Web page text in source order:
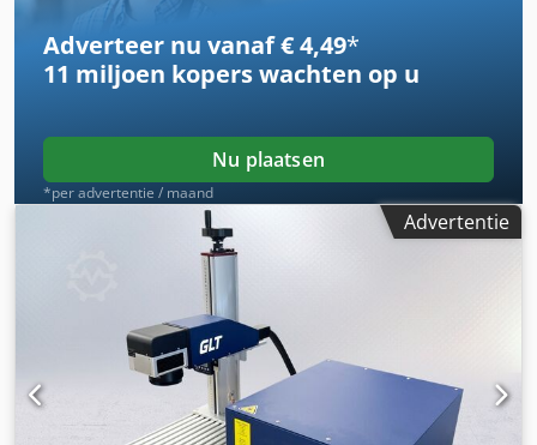
Adverteer nu vanaf € 4,49*
11 miljoen koperswachten op u
Nu plaatsen
*per advertentie / maand
Advertentie